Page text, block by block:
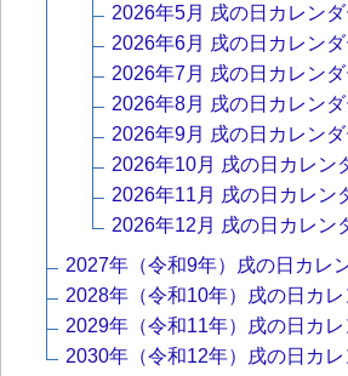
2026年5月 戌の日カレンダ
2026年6月 戌の日カレンダ
2026年7月 戌の日カレンダ
2026年8月 戌の日カレンダ
2026年9月 戌の日カレンダ
2026年10月 戌の日カレン
2026年11月 戌の日カレン
2026年12月 戌の日カレン
2027年（令和9年）戌の日カレ
2028年（令和10年）戌の日カレ
2029年（令和11年）戌の日カレ
2030年（令和12年）戌の日カレ